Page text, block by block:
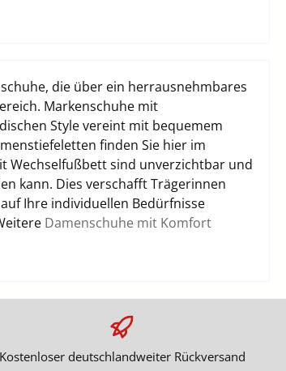
die über ein herrausnehmbares
Markenschuhe mit
Style vereint mit bequemem
finden Sie hier im
Wechselfußbett sind unverzichtbar und
kann. Dies verschafft Trägerinnen
Ihre individuellen Bedürfnisse
Damenschuhe mit Komfort
Kostenloser deutschlandweiter Rückversand